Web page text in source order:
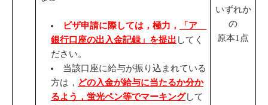
ビザ申請に際しては，極力，
「ア
銀行口座の出入金記録」を提出 してく
ださい。
当該口座に給与が振り込まれている
方は， どの入金が給与に当たるか分か
るよう，蛍光ペン等でマーキングして
いずれか
の
原本1点